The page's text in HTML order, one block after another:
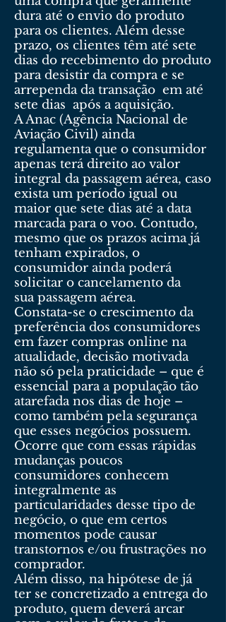
dura até o envio do produto
para os clientes. Além desse
prazo, os clientes têm até sete
dias do recebimento do produto
para desistir da compra e se
arrependa da transação em até
sete dias após a aquisição.
A Anac (Agência Nacional de
Aviação Civil) ainda
regulamenta que o consumidor
apenas terá direito ao valor
integral da passagem aérea, caso
exista um período igual ou
maior que sete dias até a data
marcada para o voo. Contudo,
mesmo que os prazos acima já
tenham expirados, o
consumidor ainda poderá
solicitar o cancelamento da
sua passagem aérea.
Constata-se o crescimento da
preferência dos consumidores
em fazer compras online na
atualidade, decisão motivada
não só pela praticidade – que é
essencial para a população tão
atarefada nos dias de hoje –
como também pela segurança
que esses negócios possuem.
Ocorre que com essas rápidas
mudanças poucos
consumidores conhecem
integralmente as
particularidades desse tipo de
negócio, o que em certos
momentos pode causar
transtornos e/ou frustrações no
comprador.
Além disso, na hipótese de já
ter se concretizado a entrega do
produto, quem deverá arcar